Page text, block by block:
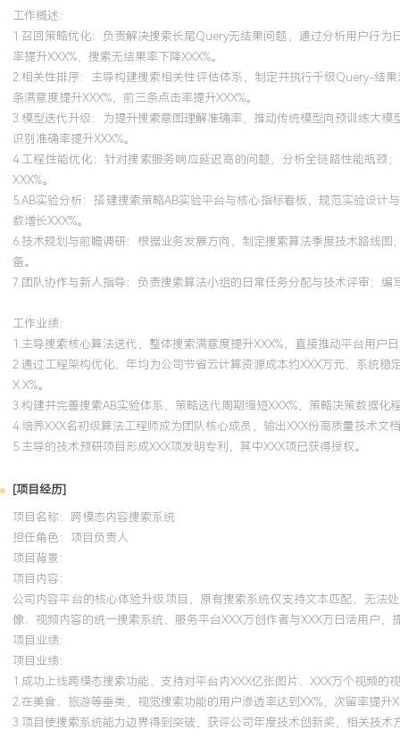
工作概述：
1.召回策略优化：负责解决搜索长尾Query无结果问题，通过分析用户行
率提升XXX%，搜索无结果率下降XXX%。
2.相关性排序：主导构建搜索相关性评估体系，制定并执行千级Query-结
条满意度提升XXX%，前三条点击率提升XXX%。
3.模型迭代升级：为提升搜索意图理解准确率，推动传统模型向预训练大
识别准确率提升XXX%。
4.工程性能优化：针对搜索服务响应延迟高的问题，分析全链路性能瓶颈
XXX%。
5.AB实验分析：搭建搜索策略AB实验平台与核心指标看板，规范实验设
数增长XXX%。
6.技术规划与前瞻调研：根据业务发展方向，制定搜索算法季度技术路线
备。
7.团队协作与新人指导：负责搜索算法小组的日常任务分配与技术评审；
工作业绩：
1.主导搜索核心算法迭代，整体搜索满意度提升XXX%，直接推动平台用户
2.通过工程架构优化，年均为公司节省云计算资源成本约XXX万元，系统稳
X.X%。
3.构建并完善搜索AB实验体系，策略迭代周期缩短XXX%，策略决策数据化
4.培养XXX名初级算法工程师成为团队核心成员，输出XXX份高质量技术文
5.主导的技术预研项目形成XXX项发明专利，其中XXX项已获得授权。
[项目经历]
项目名称：跨模态内容搜索系统
担任角色： 项目负责人
项目背景：
项目内容：
公司内容平台的核心体验升级项目，原有搜索系统仅支持文本匹配，无法
像、视频内容的统一搜索系统，服务平台XXX万创作者与XXX万日活用户，
项目业绩：
项目业绩：
1.成功上线跨模态搜索功能，支持对平台内XXX亿张图片、XXX万个视频的
2.在美食、旅游等垂类，视觉搜索功能的用户渗透率达到XX%，次留率提升
3.项目使搜索系统能力边界得到突破，获评公司年度技术创新奖，相关技术